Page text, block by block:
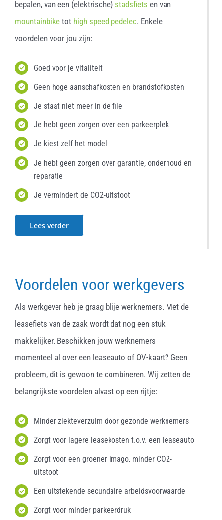
bepalen, van een (elektrische) stadsfiets en van
mountainbiketot high speed pedelec. Enkele
voordelen voor jou zijn:
Goed voor je vitaliteit
Geen hoge aanschafkosten en brandstofkosten
Je staat niet meer in de file
Je hebt geen zorgen over een parkeerplek
Je kiest zelf het model
Je hebt geen zorgen over garantie, onderhoud en
reparatie
Je vermindert de CO2-uitstoot
Lees verder
Voordelen voor werkgevers
Als werkgever heb je graag blije werknemers. Met de
leasefiets van de zaak wordt dat nog een stuk
makkelijker. Beschikken jouw werknemers
momenteel al over een leaseauto of OV-kaart? Geen
probleem, dit is gewoon te combineren. Wij zetten de
belangrijkste voordelen alvast op een rijtje:
Minder ziekteverzuim door gezonde werknemers
Zorgt voor lagere leasekosten t.o.v. een leaseauto
Zorgt voor een groener imago, minder CO2-
uitstoot
Een uitstekende secundaire arbeidsvoorwaarde
Zorgt voor minder parkeerdruk